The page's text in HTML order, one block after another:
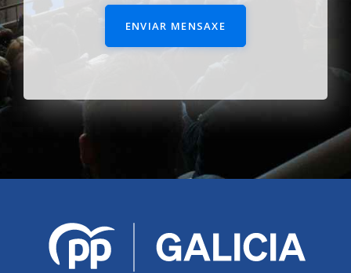
ENVIAR MENSAXE